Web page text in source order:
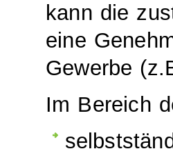
kann die
eine
Gewerbe
Im Bereich